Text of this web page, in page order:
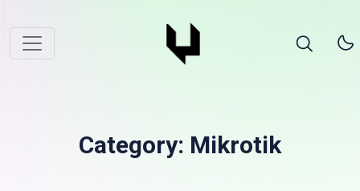
Category: Mikrotik